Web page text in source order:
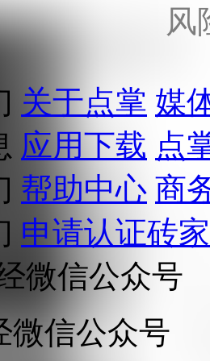
风
关于点掌 媒
应用下载 点
帮助中心 商
申请认证砖家
微信公众号